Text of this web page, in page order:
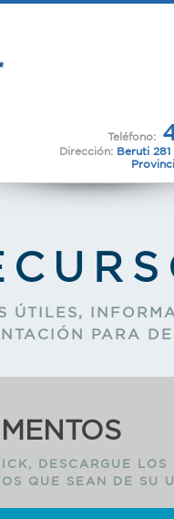
Teléfono:
Dirección: Beruti 281
ÚTILES,
PARA
DESCARGUE LOS
QUE SEAN DE SU